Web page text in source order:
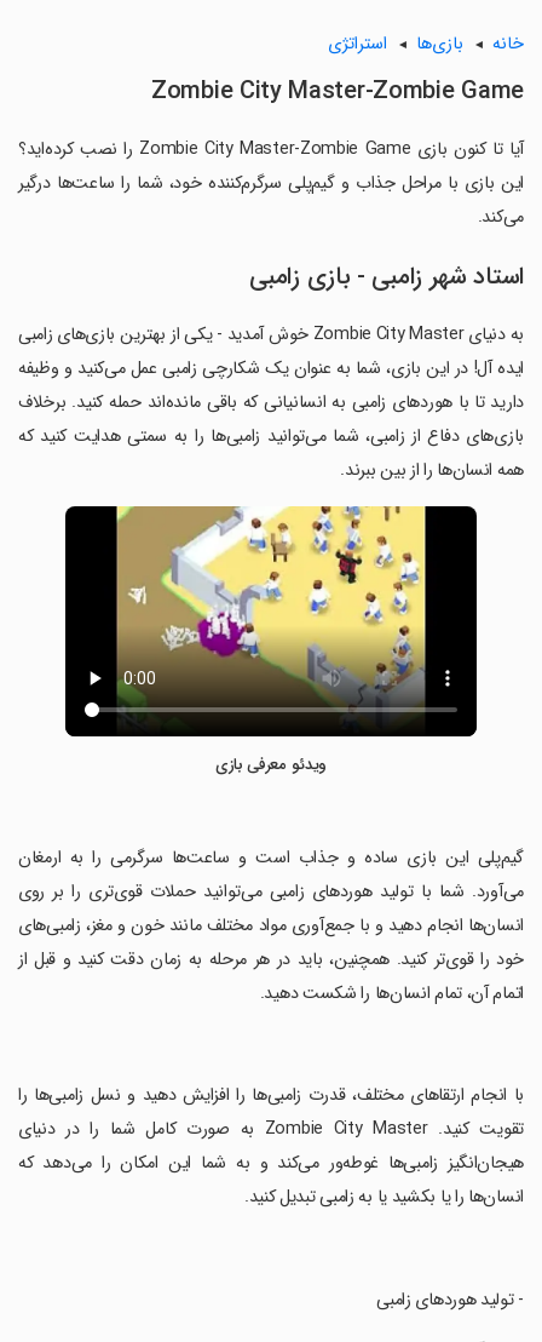
خانه بازی‌ها استراتژی
Zombie City Master-Zombie Game
آیا تا کنون بازی Zombie City Master-Zombie Game را نصب کرده‌اید؟
این بازی با مراحل جذاب و گیم‌پلی سرگرم‌کننده خود، شما را ساعت‌ها درگیر
می‌کند.
استاد شهر زامبی - بازی زامبی
به دنیای Zombie City Master خوش آمدید - یکی از بهترین بازی‌های زامبی
ایده آل! در این بازی، شما به عنوان یک شکارچی زامبی عمل می‌کنید و وظیفه
دارید تا با هوردهای زامبی به انسانیانی که باقی مانده‌اند حمله کنید. برخلاف
بازی‌های دفاع از زامبی، شما می‌توانید زامبی‌ها را به سمتی هدایت کنید که
همه انسان‌ها را از بین ببرند.
ویدئو معرفی بازی
‏گیم‌پلی این بازی ساده و جذاب است و ساعت‌ها سرگرمی را به ارمغان
می‌آورد. شما با تولید هوردهای زامبی می‌توانید حملات قوی‌تری را بر روی
انسان‌ها انجام دهید و با جمع‌آوری مواد مختلف مانند خون و مغز، زامبی‌های
خود را قوی‌تر کنید. همچنین، باید در هر مرحله به زمان دقت کنید و قبل از
اتمام آن، تمام انسان‌ها را شکست دهید.
‏با انجام ارتقاهای مختلف، قدرت زامبی‌ها را افزایش دهید و نسل زامبی‌ها را
تقویت کنید. Zombie City Master به صورت کامل شما را در دنیای
هیجان‌انگیز زامبی‌ها غوطه‌ور می‌کند و به شما این امکان را می‌دهد که
انسان‌ها را یا بکشید یا به زامبی تبدیل کنید.
‏- تولید هوردهای زامبی